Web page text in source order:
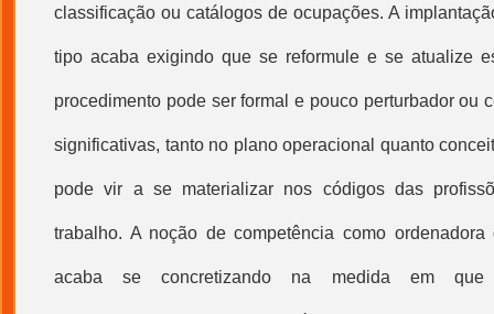
classificação ou catálogos de ocupações. A
tipo acaba exigindo que se reformule e se atualize
procedimento pode ser formal e pouco perturbador ou
significativas, tanto no plano operacional quanto
pode vir a se materializar nos códigos das
trabalho. A noção de competência como
acaba se concretizando na medida em que